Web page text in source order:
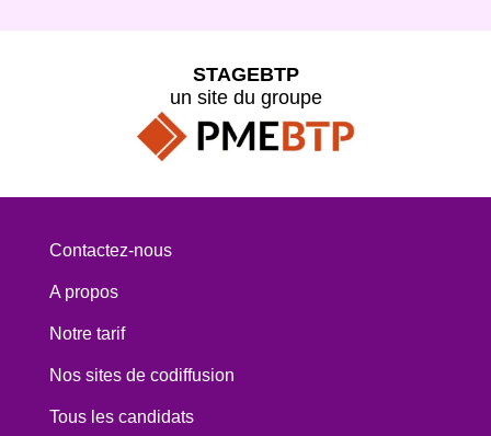
STAGEBTP
un site du groupe
Contactez-nous
A propos
Notre tarif
Nos sites de codiffusion
Tous les candidats